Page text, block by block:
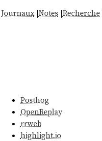
Journaux|Notes |Recherche
Posthog
OpenReplay
rrweb
highlight.io